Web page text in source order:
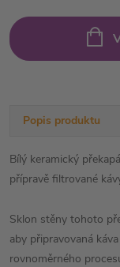
cena:
Popis produktu
Bílý keramický
přípravě filtrované
Sklon stěny tohoto
aby připravovaná
rovnoměrného